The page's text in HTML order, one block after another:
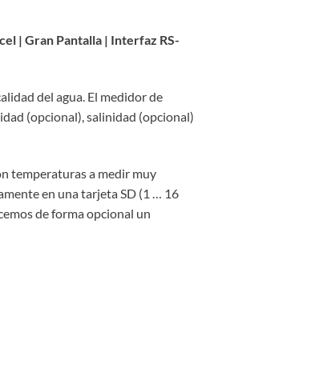
| Gran Pantalla | Interfaz RS-
del agua. El medidor de
(opcional), salinidad (opcional)
temperaturas a medir muy
en una tarjeta SD (1 … 16
de forma opcional un